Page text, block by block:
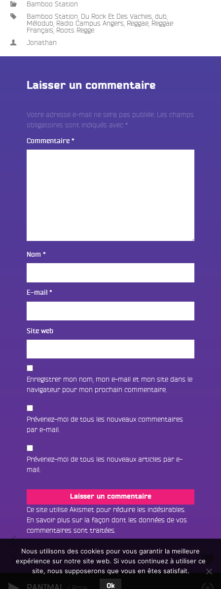
Bamboo Station
Bamboo Station Du Rock Et Des Vaches dub
Mélodub Radio Campus Angers Reggae Reggae
Français Roots Regge
Jonathan
Laisser un commentaire
Votre adresse e-mail ne sera pas publiée. Les champs
obligatoires sont indiqués avec *
Commentaire *
Nom *
E-mail *
Site web
Enregistrer mon nom, mon e-mail et mon site dans le
navigateur pour mon prochain commentaire.
Prévenez-moi de tous les nouveaux commentaires
par e-mail.
Prévenez-moi de tous les nouveaux articles par e-
mail.
Ce site utilise Akismet pour réduire les indésirables.
En savoir plus sur la façon dont les données de vos
commentaires sont traitées
Navigation
l’article
#347
Tek
It
Easy
#349
un
Écouter le direct
Tous les programmes
Nous utilisons des cookies pour vous garantir la meilleure
expérience sur notre site web. Si vous continuez à utiliser ce
site, nous supposerons que vous en êtes satisfait.
Ok